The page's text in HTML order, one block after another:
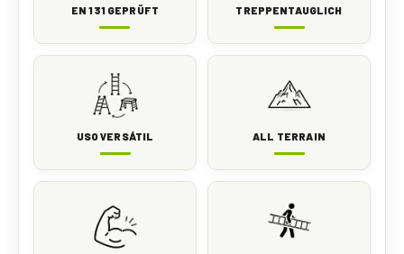
EN 131 GEPRÜFT TREPPENTAUGLICH
USO VERSÁTIL ALL TERRAIN